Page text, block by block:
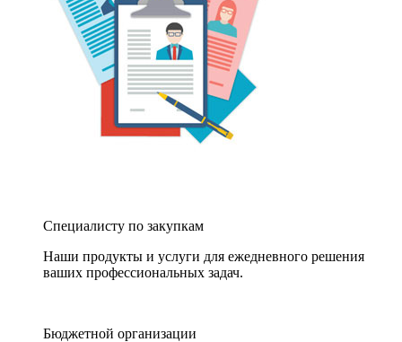
Специалисту по закупкам
Наши продукты и услуги для ежедневного решения
ваших профессиональных задач.
Бюджетной организации